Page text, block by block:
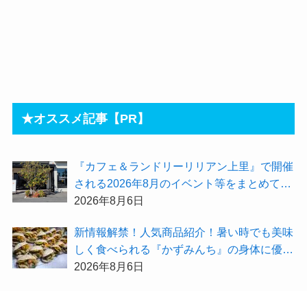
★オススメ記事【PR】
『カフェ＆ランドリーリリアン上里』で開催
される2026年8月のイベント等をまとめてご
紹介！
2026年8月6日
新情報解禁！人気商品紹介！暑い時でも美味
しく食べられる『かずみんち』の身体に優し
い天然酵母手作り減塩パンを召し上がれ♪
2026年8月6日